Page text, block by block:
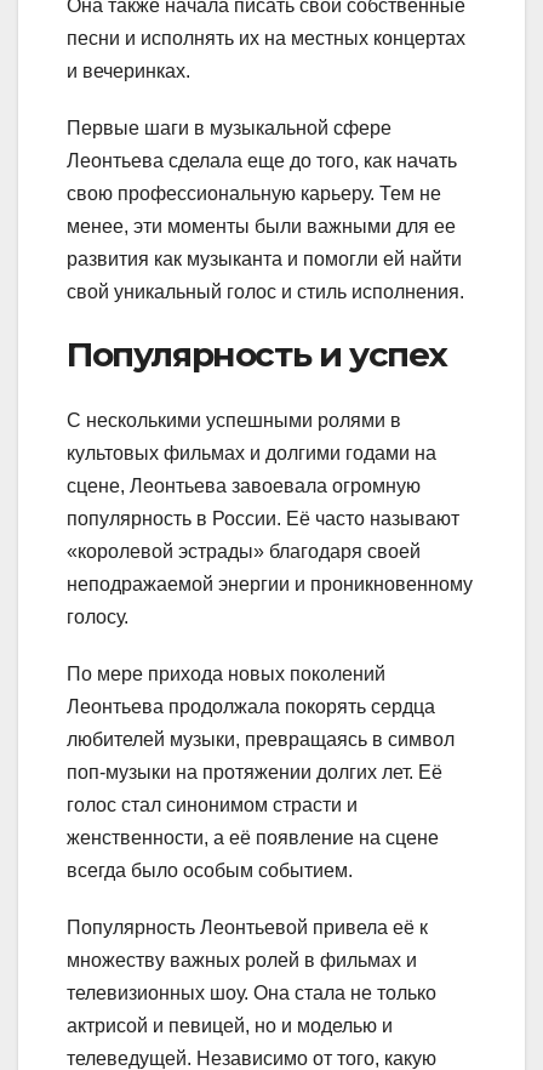
Она также начала писать свои собственные
песни и исполнять их на местных концертах
и вечеринках.
Первые шаги в музыкальной сфере
Леонтьева сделала еще до того, как начать
свою профессиональную карьеру. Тем не
менее, эти моменты были важными для ее
развития как музыканта и помогли ей найти
свой уникальный голос и стиль исполнения.
Популярность и успех
С несколькими успешными ролями в
культовых фильмах и долгими годами на
сцене, Леонтьева завоевала огромную
популярность в России. Её часто называют
«королевой эстрады» благодаря своей
неподражаемой энергии и проникновенному
голосу.
По мере прихода новых поколений
Леонтьева продолжала покорять сердца
любителей музыки, превращаясь в символ
поп-музыки на протяжении долгих лет. Её
голос стал синонимом страсти и
женственности, а её появление на сцене
всегда было особым событием.
Популярность Леонтьевой привела её к
множеству важных ролей в фильмах и
телевизионных шоу. Она стала не только
актрисой и певицей, но и моделью и
телеведущей. Независимо от того, какую